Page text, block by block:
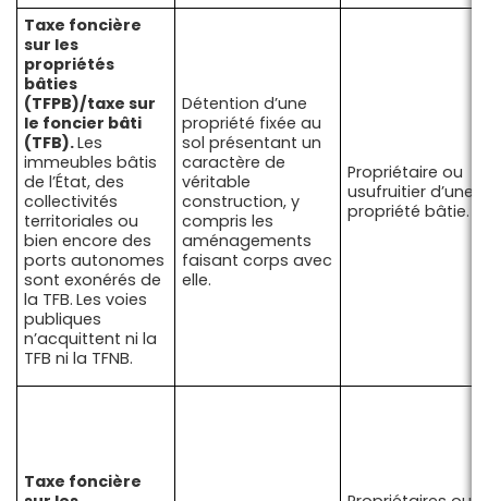
Taxe foncière
sur les
propriétés
bâties
(TFPB)/taxe sur
le foncier bâti
(TFB).Les
immeubles bâtis
de l’État, des
collectivités
territoriales ou
bien encore des
ports autonomes
sont exonérés de
la TFB. Les voies
publiques
n’acquittent ni la
TFB ni la TFNB.
Détention d’une
propriété fixée au
sol présentant un
caractère de
véritable
construction, y
compris les
aménagements
faisant corps avec
elle.
Propriétaire ou
usufruitier d’une
propriété bâtie.
Taxe foncière